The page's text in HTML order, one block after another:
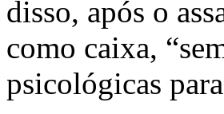
disso, após o
como caixa,
psicológicas